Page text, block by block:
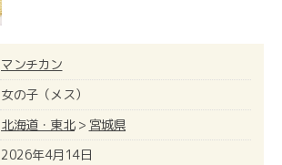
マンチカン
女の子（メス）
北海道・東北> 宮城県
2026年4月14日